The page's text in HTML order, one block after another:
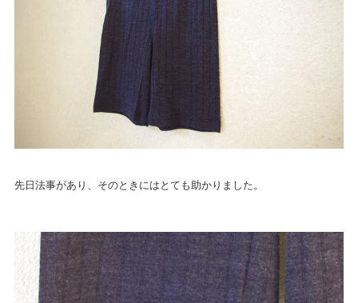
先日法事があり、そのときにはとても助かりました。